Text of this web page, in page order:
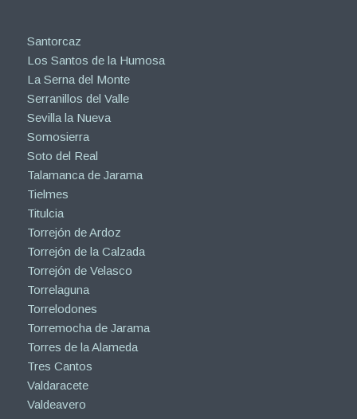
Santorcaz
Los Santos de la Humosa
La Serna del Monte
Serranillos del Valle
Sevilla la Nueva
Somosierra
Soto del Real
Talamanca de Jarama
Tielmes
Titulcia
Torrejón de Ardoz
Torrejón de la Calzada
Torrejón de Velasco
Torrelaguna
Torrelodones
Torremocha de Jarama
Torres de la Alameda
Tres Cantos
Valdaracete
Valdeavero